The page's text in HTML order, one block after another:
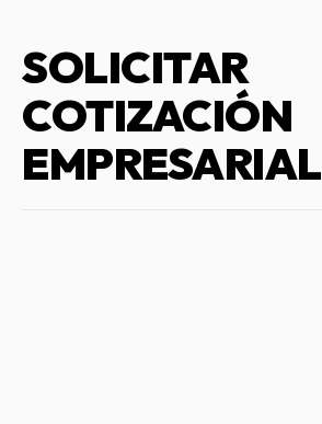
SOLICITAR
COTIZACIÓN
EMPRESARIAL